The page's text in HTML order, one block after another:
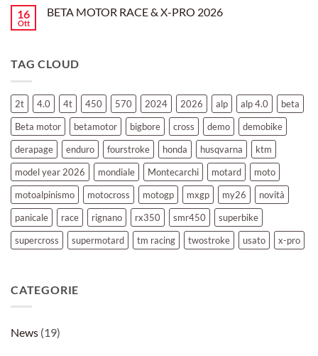
BETA
16
Ott
BETA MOTOR RACE & X-PRO 2026
MOTOR
PRO
2026
TAG CLOUD
2t 4.0 4t 450 570 2024 2026 alp alp 4.0
beta
Beta motor
betamotor bigbore cross demo
demobike
derapage
enduro fourstroke honda husqvarna
ktm
model year 2026
mondiale Montecarchi motard
moto
motoalpinismo
motocross motogp mxgp my26
novità
panicale
race rignano rx350 smr450
superbike
supercross
supermotard tm racing twostroke usato x-pro
CATEGORIE
News (19)